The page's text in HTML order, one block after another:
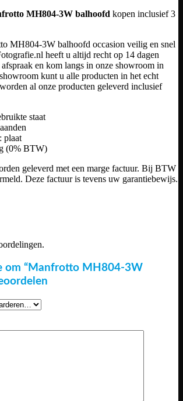
MH804-3W balhoofd kopen inclusief 3
MH804-3W balhoofd occasion veilig en snel
heeft u altijd recht op 14 dagen
en kom langs in onze showroom in
kunt u alle producten in het echt
al onze producten geleverd inclusief
staat
plaat
(0% BTW)
geleverd met een marge factuur. Bij BTW
Deze factuur is tevens uw garantiebewijs.
om “Manfrotto MH804-3W